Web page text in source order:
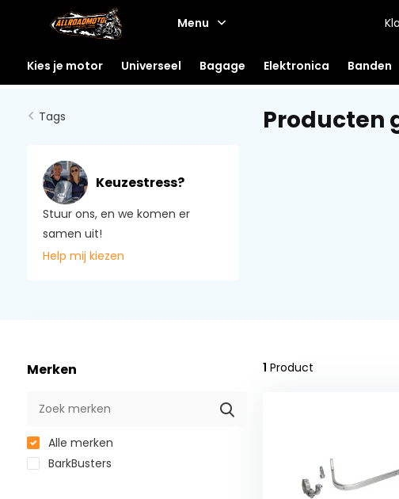
Menu
Kies je motor Universeel Bagage Elektronica Banden
Tags
Keuzestress?
Stuur ons, en we komen er
samen uit!
Help mij kiezen
Producten
Merken
Alle merken
BarkBusters
1 Product